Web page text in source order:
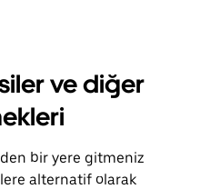
ve diğer
bir yere gitmeniz
alternatif olarak